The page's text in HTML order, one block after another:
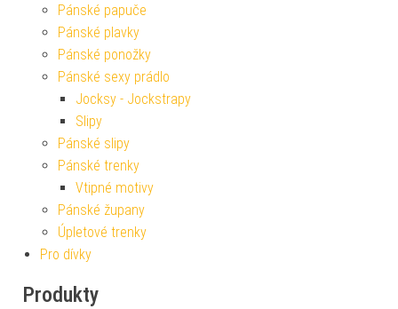
Pánské papuče
Pánské plavky
Pánské ponožky
Pánské sexy prádlo
Jocksy - Jockstrapy
Slipy
Pánské slipy
Pánské trenky
Vtipné motivy
Pánské župany
Úpletové trenky
Pro dívky
Produkty